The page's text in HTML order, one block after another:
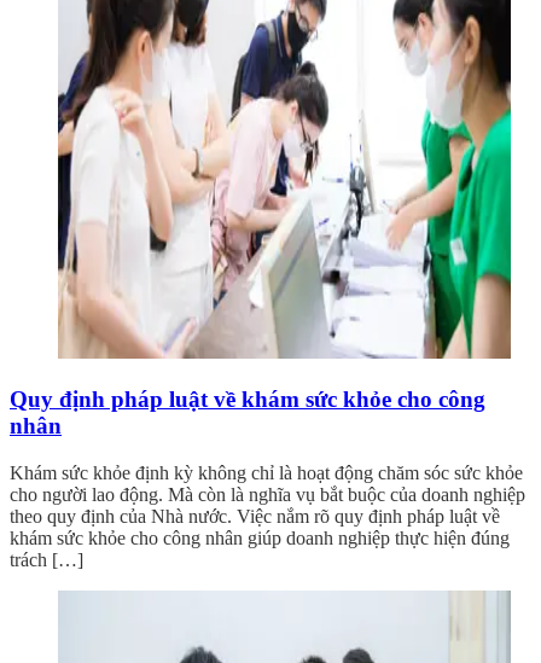
Quy định pháp luật về khám sức khỏe cho công
nhân
Khám sức khỏe định kỳ không chỉ là hoạt động chăm sóc sức khỏe
cho người lao động. Mà còn là nghĩa vụ bắt buộc của doanh nghiệp
theo quy định của Nhà nước. Việc nắm rõ quy định pháp luật về
khám sức khỏe cho công nhân giúp doanh nghiệp thực hiện đúng
trách […]